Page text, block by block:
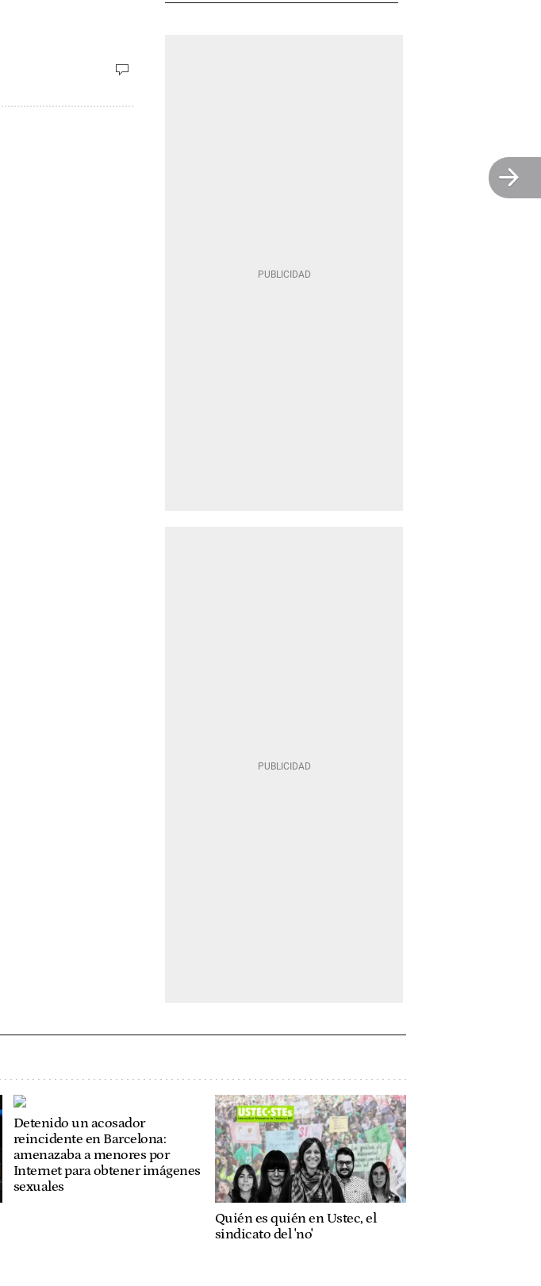
Detenido un acosador
reincidente en Barcelona:
amenazaba a menores por
Internet para obtener imágenes
sexuales
Quién es quién en Ustec, el
sindicato del 'no'